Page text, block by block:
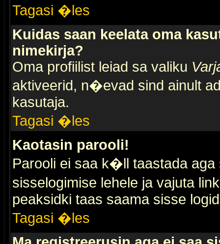
Tagasi �les
Kuidas saan keelata oma
nimekirja?
Oma profiilist leiad sa valiku
aktiveerid, n�evad sind ainult
kasutaja.
Tagasi �les
Kaotasin parooli!
Parooli ei saa k�ll taastada aga
sisselogimise lehele ja vajuta
peaksidki taas saama sisse
Tagasi �les